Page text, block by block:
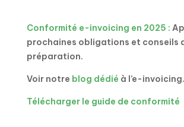
Conformité e-invoicing en 2025 :
prochaines obligations et conseils
préparation.
Voir notre blog dédié à l’e-invoicing.
Télécharger le guide de conformité